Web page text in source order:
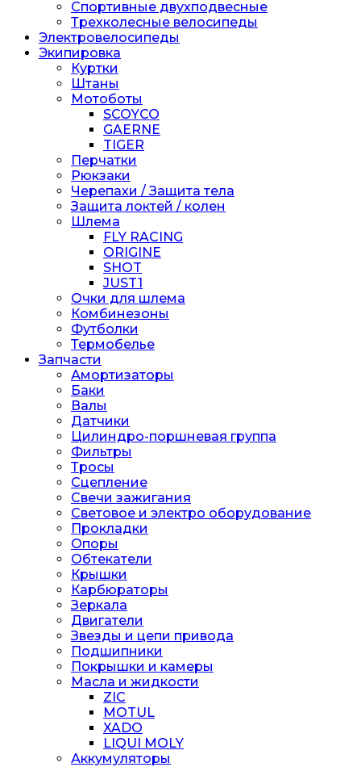
Спортивные двухподвесные
Трехколесные велосипеды
Электровелосипеды
Экипировка
Куртки
Штаны
Мотоботы
SCOYCO
GAERNE
TIGER
Перчатки
Рюкзаки
Черепахи / Защита тела
Защита локтей / колен
Шлема
FLY RACING
ORIGINE
SHOT
JUST1
Очки для шлема
Комбинезоны
Футболки
Термобелье
Запчасти
Амортизаторы
Баки
Валы
Датчики
Цилиндро-поршневая группа
Фильтры
Тросы
Сцепление
Свечи зажигания
Световое и электро оборудование
Прокладки
Опоры
Обтекатели
Крышки
Карбюраторы
Зеркала
Двигатели
Звезды и цепи привода
Подшипники
Покрышки и камеры
Масла и жидкости
ZIC
MOTUL
XADO
LIQUI MOLY
Аккумуляторы